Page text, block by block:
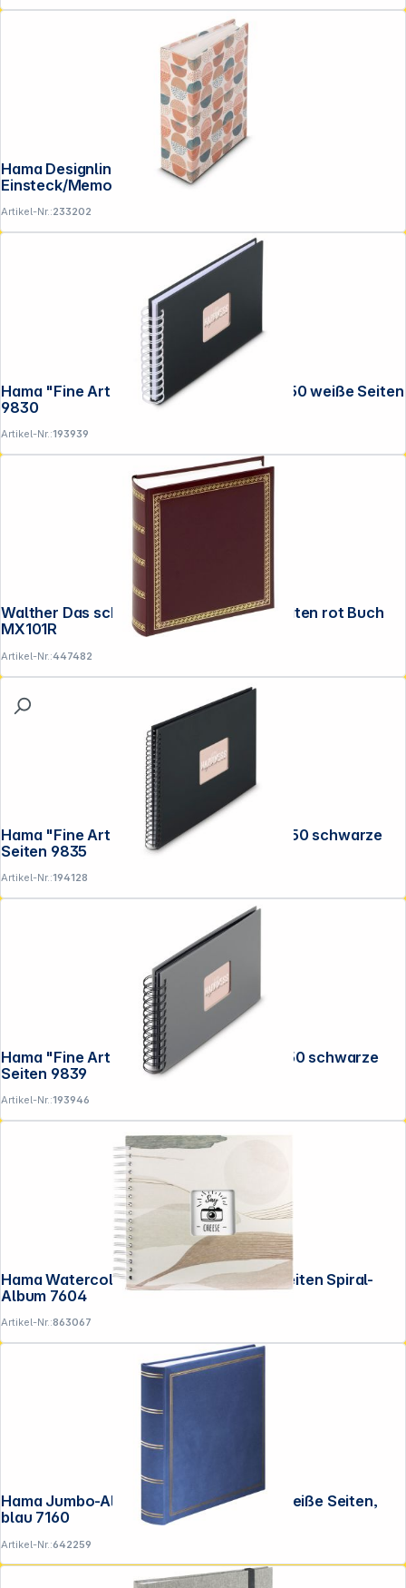
Hama Designline II Retro 10x15 100 Fotos
Artikel-Nr.:233202
Hama "Fine Art" Spiral NewBlack 24x17 50 weiße Seiten
9830
Artikel-Nr.:193939
Walther Das schicke Dicke 29x32 100 Seiten rot Buch
MX101R
Artikel-Nr.:447482
Hama "Fine Art" Spiral NewBlack 36x32 50 schwarze
Seiten 9835
Artikel-Nr.:194128
Hama "Fine Art" Spiral Steingrau 24x17 50 schwarze
Seiten 9839
Artikel-Nr.:193946
Hama Watercolor braun 28x24 50 ws. Seiten Spiral-
Album 7604
Artikel-Nr.:863067
Hama Jumbo-Album London 30x30 80 weiße Seiten,
blau 7160
Artikel-Nr.:642259